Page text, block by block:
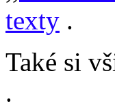
texty .
Také si
.